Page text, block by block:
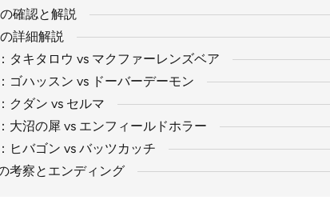
確認と解説
詳細解説
タキタロウ vs マクファーレンズベア
ゴハッスン vs ドーバーデーモン
クダン vs セルマ
大沼の犀 vs エンフィールドホラー
ヒバゴン vs バッツカッチ
考察とエンディング